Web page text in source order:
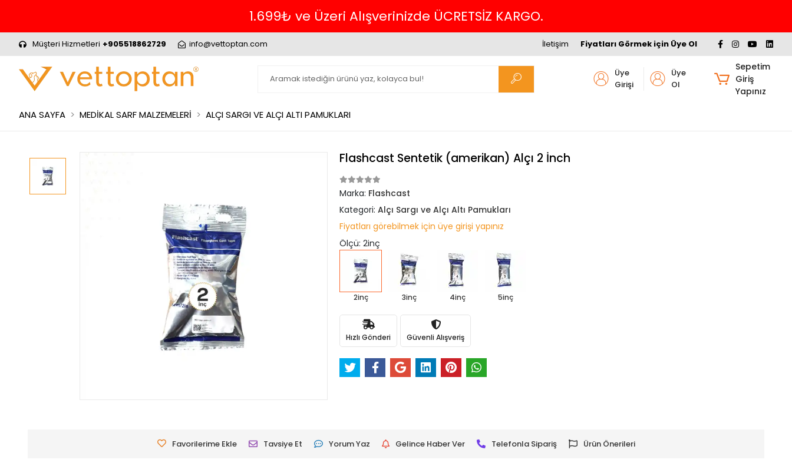
Müşteri Hizmetleri +905518862729 info@vettoptan.com Fiyatları Görmek için Üye Ol
İletişim
Üye
Girişi
Üye
Ol
Sepetim
Giriş
Yapınız
ANA SAYFA MEDİKAL SARF MALZEMELERİ ALÇI SARGI VE ALÇI ALTI PAMUKLARI
Flashcast Sentetik (amerikan) Alçı 2 İnch
Marka: Flashcast
Kategori:Alçı Sargı ve Alçı Altı Pamukları
Fiyatları görebilmek için üye girişi yapınız
Ölçü: 2inç
2inç 3inç 4inç 5inç
Hızlı Gönderi Güvenli Alışveriş
Favorilerime Ekle Tavsiye Et Yorum Yaz Gelince Haber Ver Telefonla Sipariş Ürün Önerileri